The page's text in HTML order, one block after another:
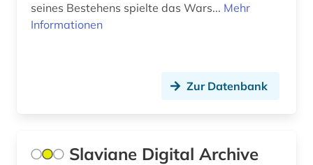
film (1)
fortlaufendes sammelwerk (1)
Suedosteuropa (4)
Ungarn (1)
seines Bestehens spielte das Wars... Mehr
Informationen
Zur Datenbank
Slaviane Digital Archive